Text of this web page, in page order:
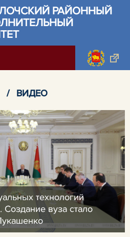
РАЙОННЫЙ
/ ВИДЕО
технологий
Создание вуза стало